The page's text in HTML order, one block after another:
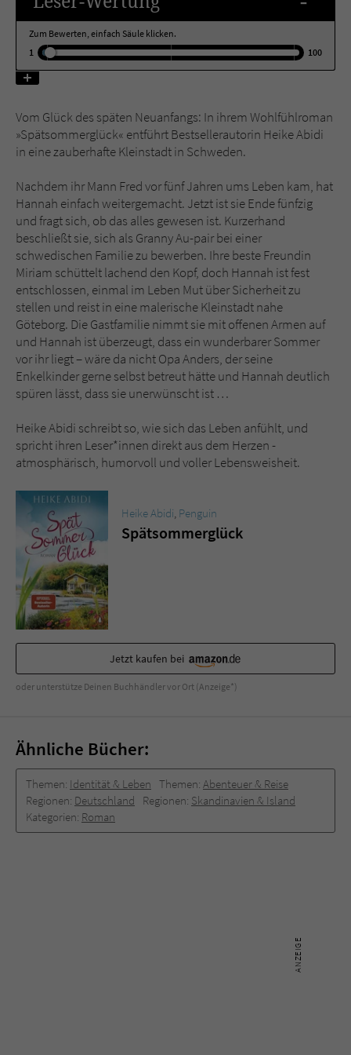
Zum Bewerten, einfach Säule klicken.
1
100
Vom Glück des späten Neuanfangs: In ihrem Wohlfühlroman
»Spätsommerglück« entführt Bestsellerautorin Heike Abidi
in eine zauberhafte Kleinstadt in Schweden.
Nachdem ihr Mann Fred vor fünf Jahren ums Leben kam, hat
Hannah einfach weitergemacht. Jetzt ist sie Ende fünfzig
und fragt sich, ob das alles gewesen ist. Kurzerhand
beschließt sie, sich als Granny Au-pair bei einer
schwedischen Familie zu bewerben. Ihre beste Freundin
Miriam schüttelt lachend den Kopf, doch Hannah ist fest
entschlossen, einmal im Leben Mut über Sicherheit zu
stellen und reist in eine malerische Kleinstadt nahe
Göteborg. Die Gastfamilie nimmt sie mit offenen Armen auf
und Hannah ist überzeugt, dass ein wunderbarer Sommer
vor ihr liegt – wäre da nicht Opa Anders, der seine
Enkelkinder gerne selbst betreut hätte und Hannah deutlich
spüren lässt, dass sie unerwünscht ist …
Heike Abidi schreibt so, wie sich das Leben anfühlt, und
spricht ihren Leser*innen direkt aus dem Herzen -
atmosphärisch, humorvoll und voller Lebensweisheit.
Heike Abidi, Penguin
Spätsommerglück
Jetzt kaufen bei
oder unterstütze Deinen Buchhändler vor Ort (Anzeige*)
Ähnliche Bücher:
Themen: Identität & Leben Themen: Abenteuer & Reise
Regionen: Deutschland Regionen: Skandinavien & Island
Kategorien: Roman
Name tx_pwcomments_ahash
Anbieter Literatur-Couch Medien GmbH & Co. KG
Laufzeit
Zweck Cookie für Kommentare einzelner Buchtitel
Name fe_typo_user
Anbieter Literatur-Couch Medien GmbH & Co. KG
Laufzeit Session
Zweck
Dieses Cookie gewährleistet die
Kommunikation der Webseite mit dem
Benutzer. Es wird benötigt um z. B. den
Sicherheitscode des Kontaktformulars zu
überprüfen.